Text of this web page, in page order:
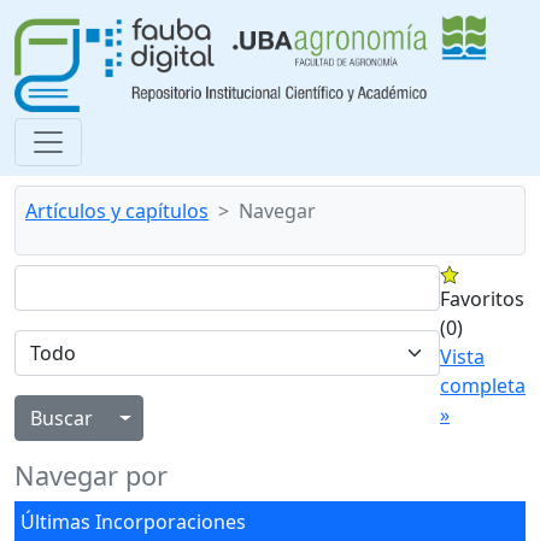
Artículos y capítulos Navegar
Alternar menú desplegable
Favoritos
(0)
Vista
completa
»
Navegar por
Últimas Incorporaciones